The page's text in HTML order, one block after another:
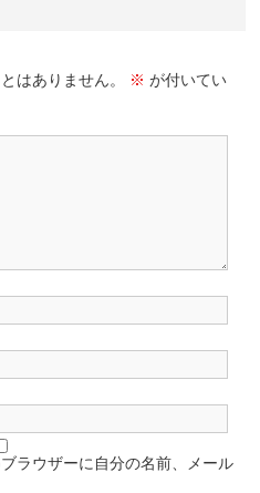
はありません。 ※ が付いてい
ラウザーに自分の名前、メール